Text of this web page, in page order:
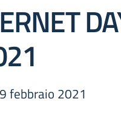
febbraio 2021